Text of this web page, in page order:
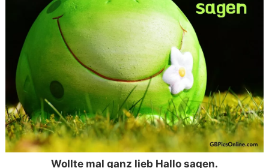
Wollte mal ganz lieb Hallo sagen.